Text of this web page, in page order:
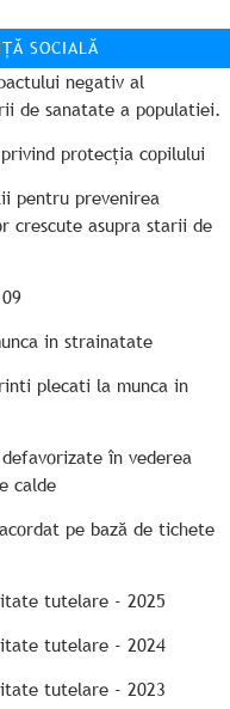
SOCIALĂ
negativ al
de sanatate a populatiei.
protecția copilului
pentru prevenirea
crescute asupra starii de
in strainatate
plecati la munca in
în vederea
calde
pe bază de tichete
tutelare - 2025
tutelare - 2024
tutelare - 2023